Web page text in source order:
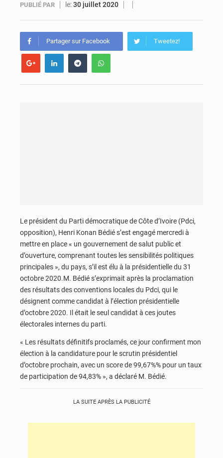
PUBLIÉ PAR le:30 juillet 2020
Partager sur Facebook Tweetez!
Le président du Parti démocratique de Côte d’Ivoire (Pdci,
opposition), Henri Konan Bédié s’est engagé mercredi à
mettre en place « un gouvernement de salut public et
d’ouverture, comprenant toutes les sensibilités politiques
principales », du pays, s’il est élu à la présidentielle du 31
octobre 2020.M. Bédié s’exprimait après la proclamation
des résultats des conventions locales du Pdci, qui le
désignent comme candidat à l’élection présidentielle
d’octobre 2020. Il était le seul candidat à ces joutes
électorales internes du parti.
« Les résultats définitifs proclamés, ce jour confirment mon
élection à la candidature pour le scrutin présidentiel
d’octobre prochain, avec un score de 99,67%% pour un taux
de participation de 94,83% », a déclaré M. Bédié.
LA SUITE APRÈS LA PUBLICITÉ